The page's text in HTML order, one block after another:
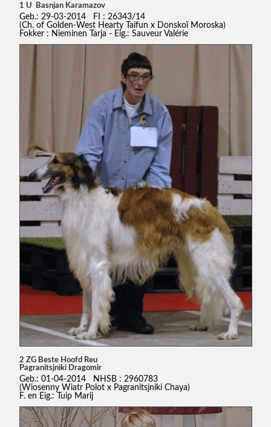
1 U Basnjan Karamazov
Geb.: 29-03-2014 FI : 26343/14
(Ch. of Golden-West Hearty Taifun x Donskoï Moroska)
Fokker : Nieminen Tarja - Eig.: Sauveur Valérie
2 ZG Beste Hoofd Reu
Pagranitsjniki Dragomir
Geb.: 01-04-2014 NHSB : 2960783
(Wiosenny Wiatr Polot x Pagranitsjniki Chaya)
F. en Eig.: Tuip Marij